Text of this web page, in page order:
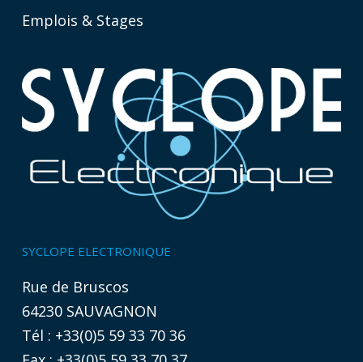
Emplois & Stages
SYCLOPE ELECTRONIQUE
Rue de Bruscos
64230 SAUVAGNON
Tél : +33(0)5 59 33 70 36